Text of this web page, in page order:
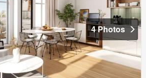
4 Photos